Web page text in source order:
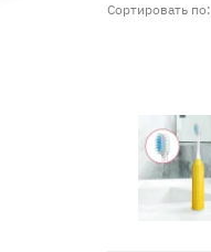
Сортировать по: